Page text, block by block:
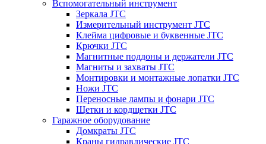
Вспомогательный инструмент
Зеркала JTC
Измерительный инструмент JTC
Клейма цифровые и буквенные JTC
Крючки JTC
Магнитные поддоны и держатели JTC
Магниты и захваты JTC
Монтировки и монтажные лопатки JTC
Ножи JTC
Переносные лампы и фонари JTC
Щетки и кордщетки JTC
Гаражное оборудование
Домкраты JTC
Краны гидравлические JTC